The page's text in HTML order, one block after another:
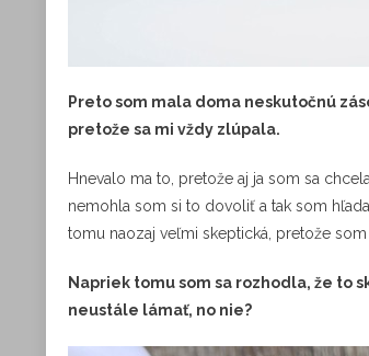
Preto som mala doma neskutočnú
pretože sa mi vždy zlúpala.
Hnevalo ma to, pretože aj ja som sa
nemohla som si to dovoliť a tak som
tomu naozaj veľmi skeptická, pretože
Napriek tomu som sa rozhodla, že to
neustále lámať, no nie?